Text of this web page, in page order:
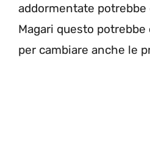
addormentate
Magari questo potrebbe
per cambiare anche le